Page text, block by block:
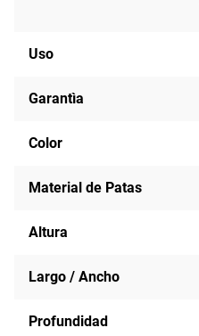
Uso
Garantìa
Color
Material de Patas
Altura
Largo / Ancho
Profundidad